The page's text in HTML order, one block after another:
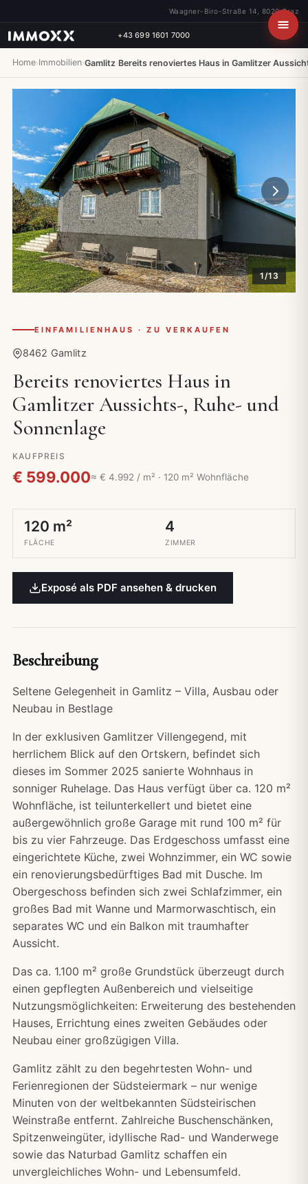
Waagner-Biro-Straße 14, 8020 Graz
+43 699 1601 7000
Home›Immobilien›Gamlitz›Bereits renoviertes Haus in Gamlitzer
1/13
EINFAMILIENHAUS · ZU VERKAUFEN
8462 Gamlitz
Bereits renoviertes Haus in
Gamlitzer Aussichts-, Ruhe- und
Sonnenlage
KAUFPREIS
€ 599.000≈ € 4.992 / m² · 120 m² Wohnfläche
120 m²
FLÄCHE
4
ZIMMER
Exposé als PDF ansehen & drucken
Beschreibung
Seltene Gelegenheit in Gamlitz – Villa, Ausbau oder
Neubau in Bestlage
In der exklusiven Gamlitzer Villengegend, mit
herrlichem Blick auf den Ortskern, befindet sich
dieses im Sommer 2025 sanierte Wohnhaus in
sonniger Ruhelage. Das Haus verfügt über ca. 120 m²
Wohnfläche, ist teilunterkellert und bietet eine
außergewöhnlich große Garage mit rund 100 m² für
bis zu vier Fahrzeuge. Das Erdgeschoss umfasst eine
eingerichtete Küche, zwei Wohnzimmer, ein WC sowie
ein renovierungsbedürftiges Bad mit Dusche. Im
Obergeschoss befinden sich zwei Schlafzimmer, ein
großes Bad mit Wanne und Marmorwaschtisch, ein
separates WC und ein Balkon mit traumhafter
Aussicht.
Das ca. 1.100 m² große Grundstück überzeugt durch
einen gepflegten Außenbereich und vielseitige
Nutzungsmöglichkeiten: Erweiterung des bestehenden
Hauses, Errichtung eines zweiten Gebäudes oder
Neubau einer großzügigen Villa.
Gamlitz zählt zu den begehrtesten Wohn- und
Ferienregionen der Südsteiermark – nur wenige
Minuten von der weltbekannten Südsteirischen
Weinstraße entfernt. Zahlreiche Buschenschänken,
Spitzenweingüter, idyllische Rad- und Wanderwege
sowie das Naturbad Gamlitz schaffen ein
unvergleichliches Wohn- und Lebensumfeld.